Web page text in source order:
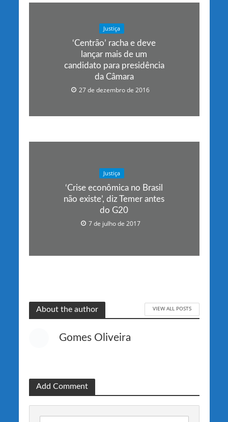
Justiça
‘Centrão’ racha e deve
lançar mais de um
candidato para presidência
da Câmara
27 de dezembro de 2016
Justiça
‘Crise econômica no Brasil
não existe’, diz Temer antes
do G20
7 de julho de 2017
About the author VIEW ALL POSTS
Gomes Oliveira
Add Comment